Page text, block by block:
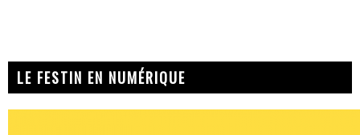
LE FESTIN EN NUMÉRIQUE